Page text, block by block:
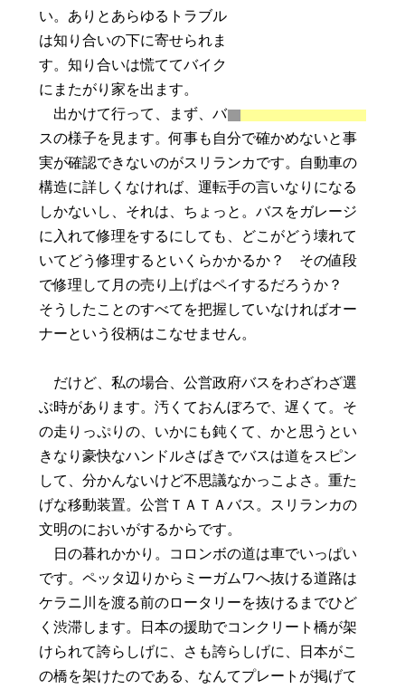
い。ありとあらゆるトラブル
は知り合いの下に寄せられま
す。知り合いは慌ててバイク
にまたがり家を出ます。
出かけて行って、まず、バ
スの様子を見ます。何事も自分で確かめないと事
実が確認できないのがスリランカです。自動車の
構造に詳しくなければ、運転手の言いなりになる
しかないし、それは、ちょっと。バスをガレージ
に入れて修理をするにしても、どこがどう壊れて
いてどう修理するといくらかかるか？ その値段
で修理して月の売り上げはペイするだろうか？
そうしたことのすべてを把握していなければオー
ナーという役柄はこなせません。
だけど、私の場合、公営政府バスをわざわざ選
ぶ時があります。汚くておんぼろで、遅くて。そ
の走りっぷりの、いかにも鈍くて、かと思うとい
きなり豪快なハンドルさばきでバスは道をスピン
して、分かんないけど不思議なかっこよさ。重た
げな移動装置。公営ＴＡＴＡバス。スリランカの
文明のにおいがするからです。
日の暮れかかり。コロンボの道は車でいっぱい
です。ペッタ辺りからミーガムワへ抜ける道路は
ケラニ川を渡る前のロータリーを抜けるまでひど
く渋滞します。日本の援助でコンクリート橋が架
けられて誇らしげに、さも誇らしげに、日本がこ
の橋を架けたのである、なんてプレートが掲げて